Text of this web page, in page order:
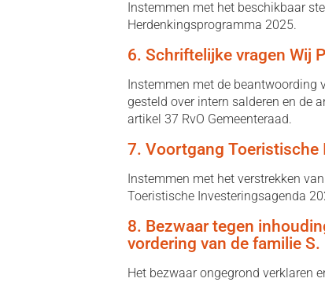
Instemmen met het beschikbaar
Herdenkingsprogramma 2025.
6. Schriftelijke vragen Wij
Instemmen met de beantwoording
gesteld over intern salderen en de
artikel 37 RvO Gemeenteraad.
7. Voortgang
Instemmen met het verstrekken
Toeristische Investeringsagenda
8. Bezwaar tegen
vordering van de familie S.
Het bezwaar ongegrond verklaren